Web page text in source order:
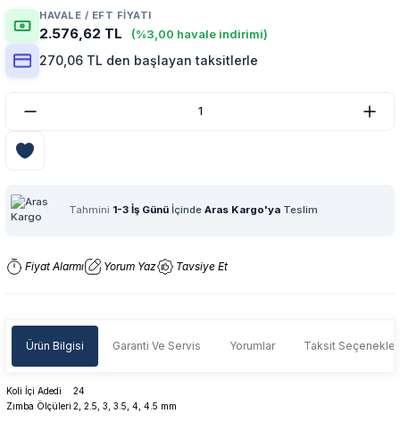
HAVALE / EFT FIYATI
2.576,62 TL (%3,00 havale indirimi)
270,06 TL den başlayan taksitlerle
Tahmini 1-3 İş Günü İçinde Aras Kargo'ya Teslim
Fiyat Alarmı Yorum Yaz Tavsiye Et
Ürün Bilgisi Garanti Ve Servis Yorumlar Taksit
Koli İçi Adedi
24
Zımba Ölçüleri 2, 2.5, 3, 3.5, 4, 4.5 mm